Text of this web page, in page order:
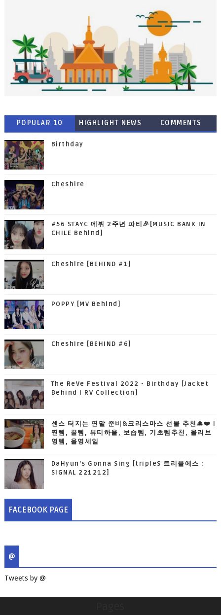
POPULAR 10 HIGHLIGHT NEWS COMMENTS
Birthday
Cheshire
#56 STAYC 데뷔 2주년 파티🎉[MUSIC BANK IN
CHILE Behind]
Cheshire [BEHIND #1]
POPPY [MV Behind]
Cheshire [BEHIND #6]
The ReVe Festival 2022 - Birthday [Jacket
Behind I RV Collection]
센스 터지는 연말 준비&크리스마스 선물 추천🎄❤️ |
찐템, 꿀템, 뷰티하울, 보습템, 기초템추천, 올리브
영템, 올영세일
DaHyun’s Gonna Sing [tripleS 트리플에스 :
SIGNAL 221212]
FACEBOOK PAGE
@
Tweets by @